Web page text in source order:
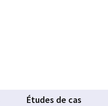
Études de cas